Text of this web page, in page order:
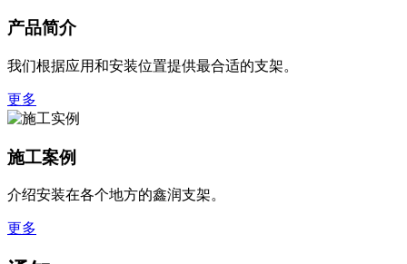
产品简介
我们根据应用和安装位置提供最合适的支架。
更多
施工案例
介绍安装在各个地方的鑫润支架。
更多